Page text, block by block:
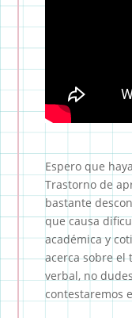
Espero que
Trastorno de
bastante
que causa
académica y
acerca sobre el
verbal, no
contestaremos